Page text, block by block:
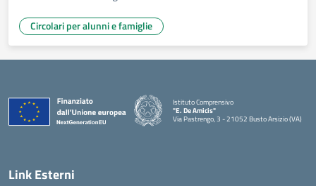
Circolari per alunni e famiglie
Istituto Comprensivo
"E. De Amicis"
Via Pastrengo, 3 - 21052 Busto Arsizio (VA)
Link Esterni